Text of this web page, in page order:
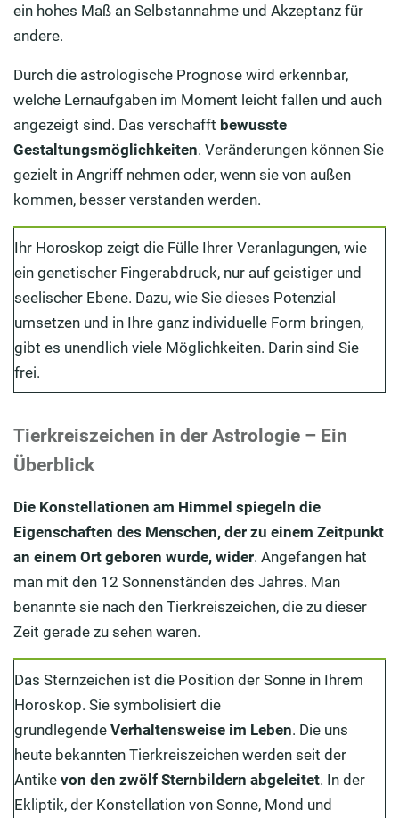
ein hohes Maß an Selbstannahme und Akzeptanz für
andere.
Durch die astrologische Prognose wird erkennbar,
welche Lernaufgaben im Moment leicht fallen und auch
angezeigt sind. Das verschafft bewusste
Gestaltungsmöglichkeiten. Veränderungen können Sie
gezielt in Angriff nehmen oder, wenn sie von außen
kommen, besser verstanden werden.
Ihr Horoskop zeigt die Fülle Ihrer Veranlagungen, wie
ein genetischer Fingerabdruck, nur auf geistiger und
seelischer Ebene. Dazu, wie Sie dieses Potenzial
umsetzen und in Ihre ganz individuelle Form bringen,
gibt es unendlich viele Möglichkeiten. Darin sind Sie
frei.
Tierkreiszeichen in der Astrologie – Ein
Überblick
Die Konstellationen am Himmel spiegeln die
Eigenschaften des Menschen, der zu einem Zeitpunkt
an einem Ort geboren wurde, wider. Angefangen hat
man mit den 12 Sonnenständen des Jahres. Man
benannte sie nach den Tierkreiszeichen, die zu dieser
Zeit gerade zu sehen waren.
Das Sternzeichen ist die Position der Sonne in Ihrem
Horoskop. Sie symbolisiert die
grundlegende Verhaltensweise im Leben. Die uns
heute bekannten Tierkreiszeichen werden seit der
Antike von den zwölf Sternbildern abgeleitet. In der
Ekliptik, der Konstellation von Sonne, Mond und